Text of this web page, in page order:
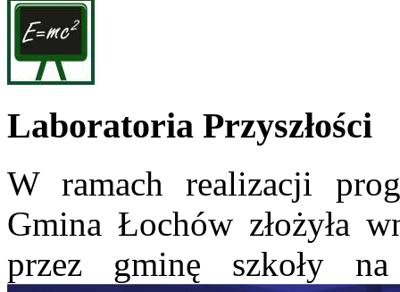
Laboratoria Przyszłości
W ramach realizacji
Gmina Łochów złożyła
przez gminę szkoły